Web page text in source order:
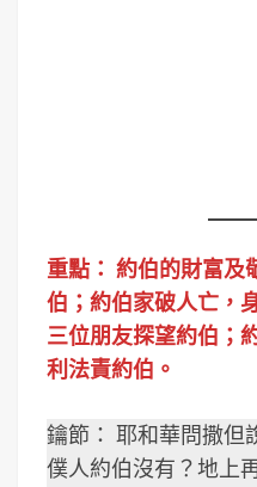
重點： 約伯的財富及
伯；約伯家破人亡，
三位朋友探望約伯；
利法責約伯。
鑰節： 耶和華問撒但
僕人約伯沒有？地上